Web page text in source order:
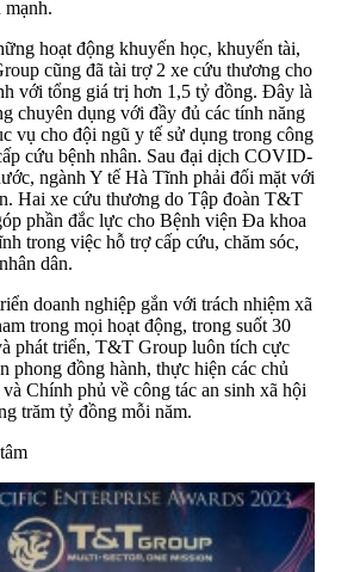
hoạt động khuyến học, khuyến tài,
cũng đã tài trợ 2 xe cứu thương cho
với tổng giá trị hơn 1,5 tỷ đồng. Đây là
chuyên dụng với đầy đủ các tính năng
vụ cho đội ngũ y tế sử dụng trong công
cứu bệnh nhân. Sau đại dịch COVID-
ngành Y tế Hà Tĩnh phải đối mặt với
Hai xe cứu thương do Tập đoàn T&T
phần đắc lực cho Bệnh viện Đa khoa
trong việc hỗ trợ cấp cứu, chăm sóc,
dân.
doanh nghiệp gắn với trách nhiệm xã
trong mọi hoạt động, trong suốt 30
phát triển, T&T Group luôn tích cực
phong đồng hành, thực hiện các chủ
Chính phủ về công tác an sinh xã hội
trăm tỷ đồng mỗi năm.